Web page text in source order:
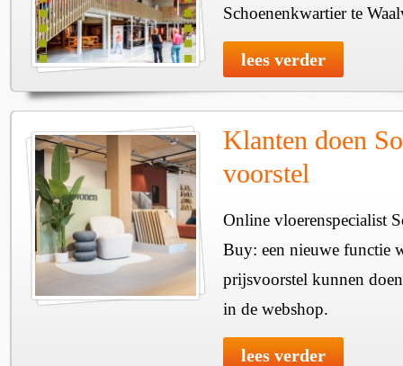
Schoenenkwartier te
lees verder
Klanten doen
voorstel
Online vloerenspecialist
Buy: een nieuwe functie
prijsvoorstel kunnen
in de webshop.
lees verder